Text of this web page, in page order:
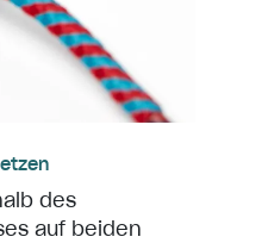
des
auf beiden